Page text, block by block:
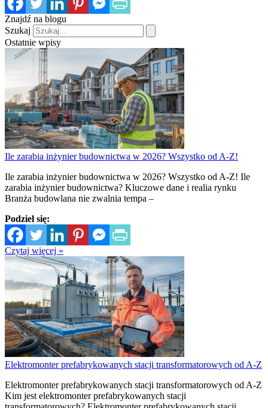
Znajdź na blogu
Szukaj
Ostatnie wpisy
Ile zarabia inżynier budownictwa w 2026? Wszystko od A-Z!
Ile zarabia inżynier budownictwa w 2026? Wszystko od A-Z! Ile
zarabia inżynier budownictwa? Kluczowe dane i realia rynku
Branża budowlana nie zwalnia tempa –
Podziel się:
Czytaj więcej »
Elektromonter prefabrykowanych stacji transformatorowych od A-Z
Elektromonter prefabrykowanych stacji transformatorowych od A-Z
Kim jest elektromonter prefabrykowanych stacji